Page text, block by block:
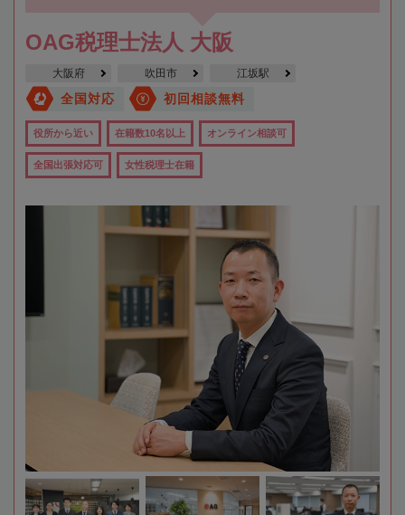
OAG税理士法人 大阪
大阪府 吹田市 江坂駅
全国対応 初回相談無料
役所から近い 在籍数10名以上 オンライン相談可
全国出張対応可 女性税理士在籍